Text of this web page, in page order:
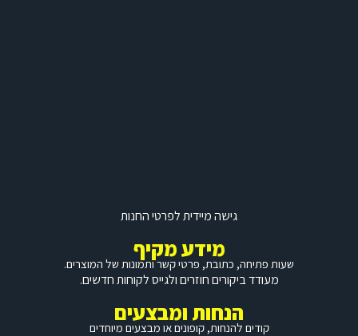
גישה מיידית לפרטי החנות
מידע מקיף
שעות פתיחה, כתובת, פרטי קשר ותמונות של המוצרים.
מעודד ביקורים חוזרים ולגייס לקוחות חדשים.
הנחות ומבצעים
קודים להנחות, קופונים או מבצעים מיוחדים